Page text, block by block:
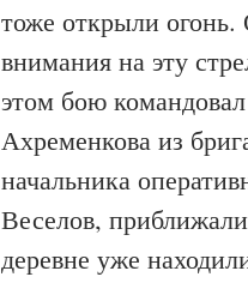
тоже открыли
внимания на эту
этом бою
Ахременкова из
начальника
Веселов,
деревне уже